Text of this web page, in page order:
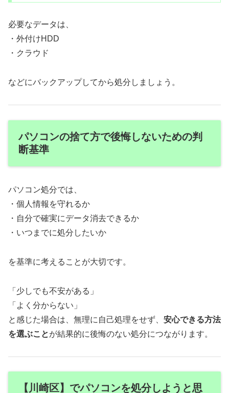
必要なデータは、
・外付けHDD
・クラウド
などにバックアップしてから処分しましょう。
パソコンの捨て方で後悔しないための判
断基準
パソコン処分では、
・個人情報を守れるか
・自分で確実にデータ消去できるか
・いつまでに処分したいか
を基準に考えることが大切です。
「少しでも不安がある」
「よく分からない」
と感じた場合は、無理に自己処理をせず、 安心できる方法
を選ぶことが結果的に後悔のない処分につながります。
【川崎区】でパソコンを処分しようと思